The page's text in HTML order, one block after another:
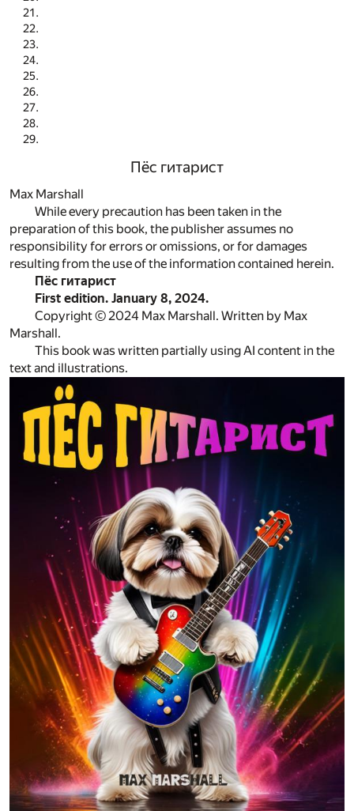
Пёс гитарист
Max Marshall
While every precaution has been taken in the
preparation of this book, the publisher assumes no
responsibility for errors or omissions, or for damages
resulting from the use of the information contained herein.
Пёс гитарист
First edition. January 8, 2024.
Copyright © 2024 Max Marshall. Written by Max
Marshall.
This book was written partially using AI content in the
text and illustrations.